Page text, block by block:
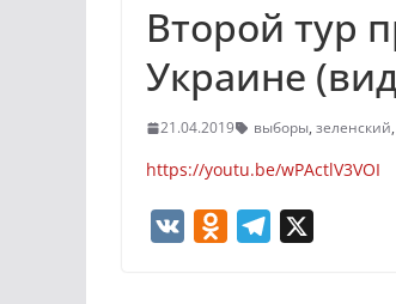
Второй тур
Украине
21.04.2019 выборы, зеленский,
https://youtu.be/wPActlV3VOI